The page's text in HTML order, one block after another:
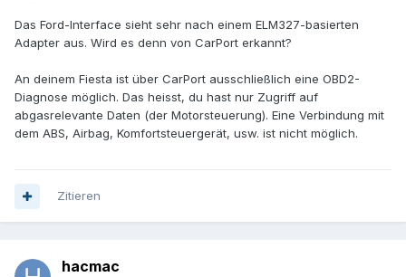
Das Ford-Interface sieht sehr nach einem ELM327-basierten
Adapter aus. Wird es denn von CarPort erkannt?
An deinem Fiesta ist über CarPort ausschließlich eine OBD2-
Diagnose möglich. Das heisst, du hast nur Zugriff auf
abgasrelevante Daten (der Motorsteuerung). Eine Verbindung mit
dem ABS, Airbag, Komfortsteuergerät, usw. ist nicht möglich.
Zitieren
hacmac